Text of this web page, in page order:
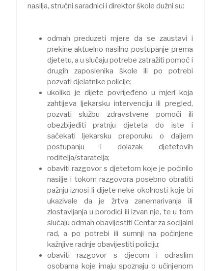
nasilja, stručni saradnici i direktor škole dužni su:
odmah preduzeti mjere da se zaustavi i
prekine aktuelno nasilno postupanje prema
djetetu, a u slučaju potrebe zatražiti pomoć i
drugih zaposlenika škole ili po potrebi
pozvati djelatnike policije;
ukoliko je dijete povrijeđeno u mjeri koja
zahtijeva ljekarsku intervenciju ili pregled,
pozvati službu zdravstvene pomoći ili
obezbijediti pratnju djeteta do iste i
sačekati ljekarsku preporuku o daljem
postupanju i dolazak djetetovih
roditelja/staratelja;
obaviti razgovor s djetetom koje je počinilo
nasilje i tokom razgovora posebno obratiti
pažnju iznosi li dijete neke okolnosti koje bi
ukazivale da je žrtva zanemarivanja ili
zlostavljanja u porodici ili izvan nje, te u tom
slučaju odmah obavijestiti Centar za socijalni
rad, a po potrebi ili sumnji na počinjene
kažnjive radnje obavijestiti policiju;
obaviti razgovor s djecom i odraslim
osobama koje imaju spoznaju o učinjenom